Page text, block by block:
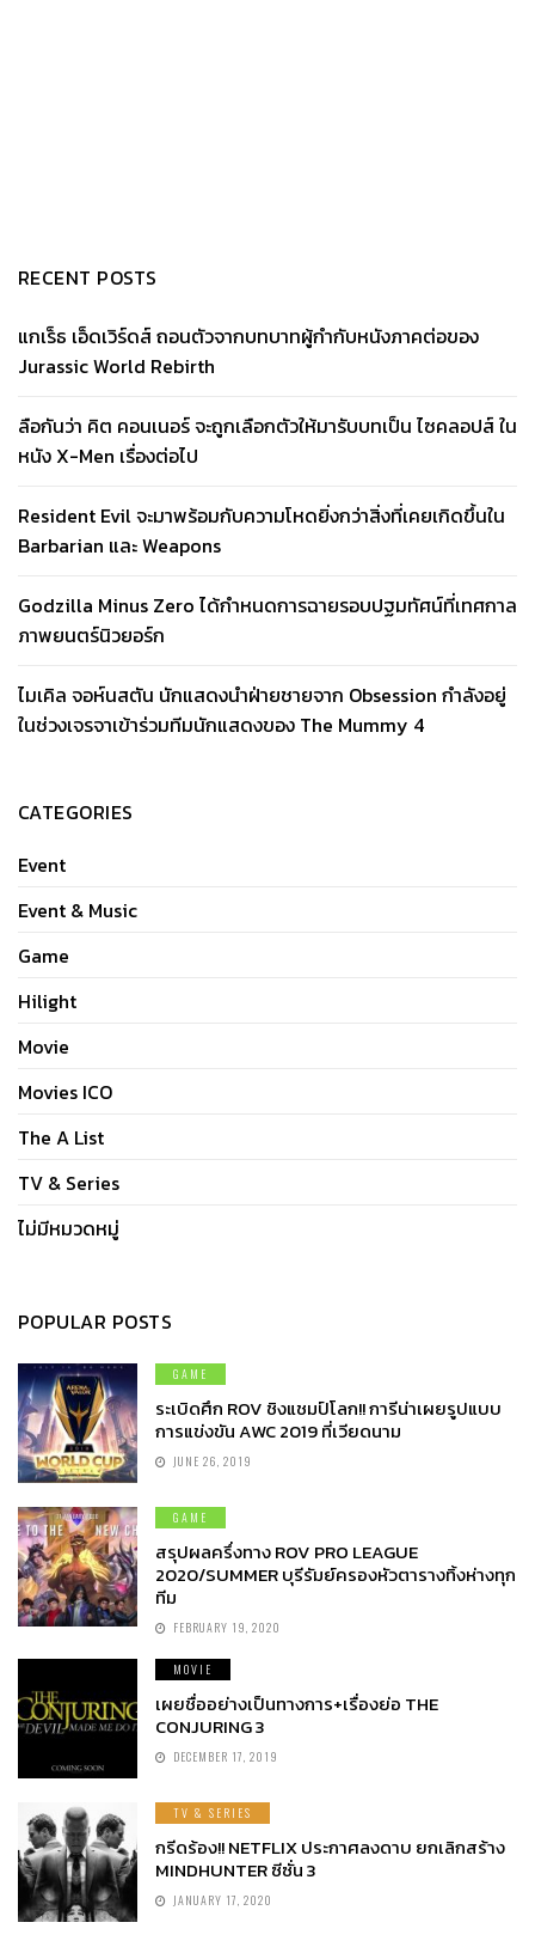
RECENT POSTS
แกเร็ธ เอ็ดเวิร์ดส์ ถอนตัวจากบทบาทผู้กำกับหนังภาคต่อของ
Jurassic World Rebirth
ลือกันว่า คิต คอนเนอร์ จะถูกเลือกตัวให้มารับบทเป็น ไซคลอปส์ ใน
หนัง X-Men เรื่องต่อไป
Resident Evil จะมาพร้อมกับความโหดยิ่งกว่าสิ่งที่เคยเกิดขึ้นใน
Barbarian และ Weapons
Godzilla Minus Zero ได้กำหนดการฉายรอบปฐมทัศน์ที่เทศกาล
ภาพยนตร์นิวยอร์ก
ไมเคิล จอห์นสตัน นักแสดงนำฝ่ายชายจาก Obsession กำลังอยู่
ในช่วงเจรจาเข้าร่วมทีมนักแสดงของ The Mummy 4
CATEGORIES
Event
Event & Music
Game
Hilight
Movie
Movies ICO
The A List
TV & Series
ไม่มีหมวดหมู่
POPULAR POSTS
GAME
ระเบิดศึก ROV ชิงแชมป์โลก!! การีน่าเผยรูปแบบ
การแข่งขัน AWC 2019 ที่เวียดนาม
JUNE 26, 2019
GAME
สรุปผลครึ่งทาง ROV PRO LEAGUE
2020/SUMMER บุรีรัมย์ครองหัวตารางทิ้งห่างทุก
ทีม
FEBRUARY 19, 2020
MOVIE
เผยชื่ออย่างเป็นทางการ+เรื่องย่อ THE
CONJURING 3
DECEMBER 17, 2019
TV & SERIES
กรีดร้อง!! NETFLIX ประกาศลงดาบ ยกเลิกสร้าง
MINDHUNTER ซีซั่น 3
JANUARY 17, 2020